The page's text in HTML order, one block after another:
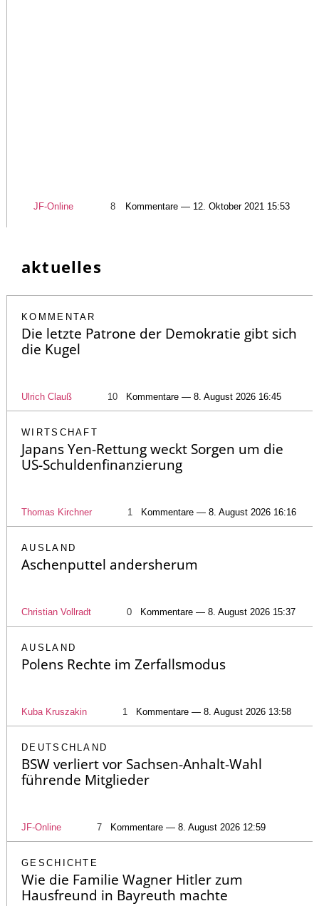
JF-Online 8 Kommentare — 12. Oktober 2021 15:53
aktuelles
KOMMENTAR
Die letzte Patrone der Demokratie gibt sich
die Kugel
Ulrich Clauß 10 Kommentare — 8. August 2026 16:45
WIRTSCHAFT
Japans Yen-Rettung weckt Sorgen um die
US-Schuldenfinanzierung
Thomas Kirchner 1 Kommentare — 8. August 2026 16:16
AUSLAND
Aschenputtel andersherum
Christian Vollradt 0 Kommentare — 8. August 2026 15:37
AUSLAND
Polens Rechte im Zerfallsmodus
Kuba Kruszakin 1 Kommentare — 8. August 2026 13:58
DEUTSCHLAND
BSW verliert vor Sachsen-Anhalt-Wahl
führende Mitglieder
JF-Online 7 Kommentare — 8. August 2026 12:59
GESCHICHTE
Wie die Familie Wagner Hitler zum
Hausfreund in Bayreuth machte